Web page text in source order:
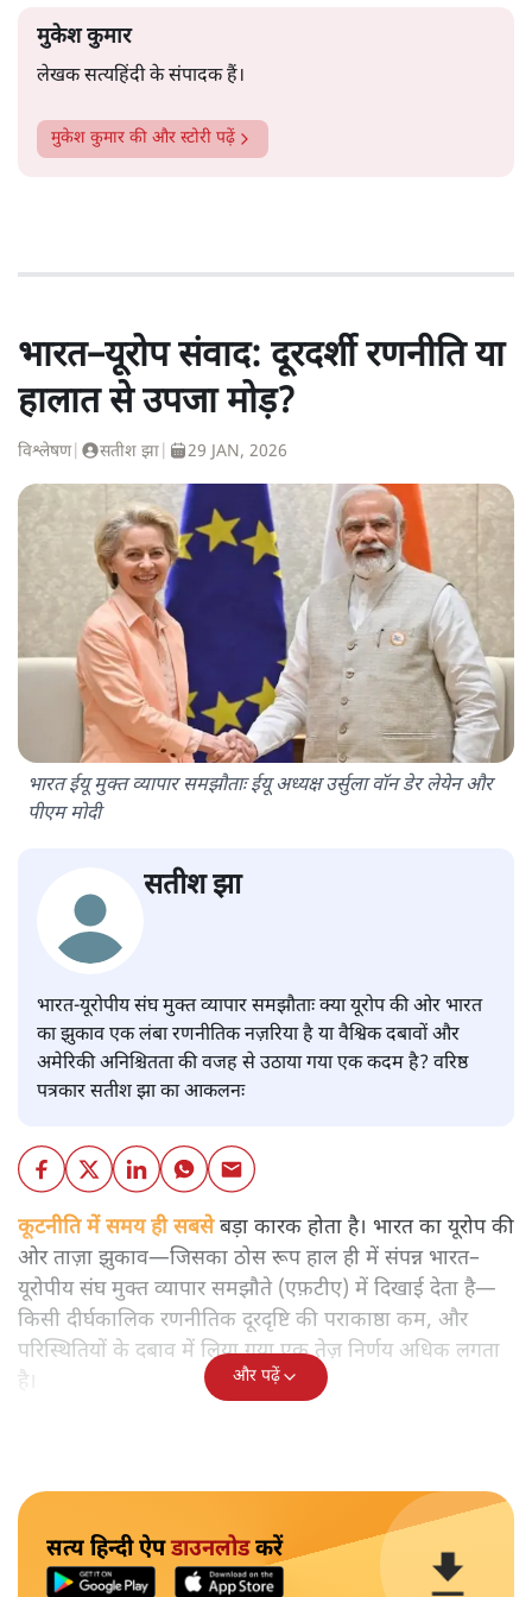
मुकेश कुमार
लेखक सत्यहिंदी के संपादक हैं।
मुकेश कुमार की और स्टोरी पढ़ें
भारत–यूरोप संवाद: दूरदर्शी रणनीति या
हालात से उपजा मोड़?
विश्लेषण| सतीश झा 29 JAN, 2026
भारत ईयू मुक्त व्यापार समझौताः ईयू अध्यक्ष उर्सुला वॉन डेर लेयेन और
पीएम मोदी
सतीश झा
भारत-यूरोपीय संघ मुक्त व्यापार समझौताः क्या यूरोप की ओर भारत
का झुकाव एक लंबा रणनीतिक नज़रिया है या वैश्विक दबावों और
अमेरिकी अनिश्चितता की वजह से उठाया गया एक कदम है? वरिष्ठ
पत्रकार सतीश झा का आकलनः
कूटनीति में समय ही सबसेबड़ा कारक होता है। भारत का यूरोप की
ओर ताज़ा झुकाव—जिसका ठोस रूप हाल ही में संपन्न भारत–
यूरोपीय संघ मुक्त व्यापार समझौते (एफ़टीए) में दिखाई देता है—
किसी दीर्घकालिक रणनीतिक दूरदृष्टि की पराकाष्ठा कम, और
परिस्थितियों के दबाव में लिया गया एक तेज़ निर्णय अधिक लगता
है।
और पढ़ें
सत्य हिन्दी ऐपडाउनलोडकरें